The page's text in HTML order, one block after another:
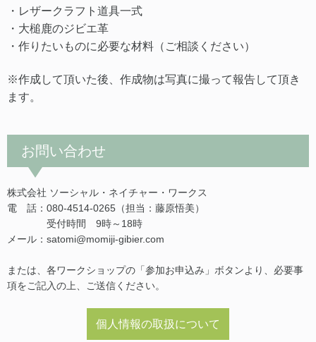
・レザークラフト道具一式
・大槌鹿のジビエ革
・作りたいものに必要な材料（ご相談ください）
※作成して頂いた後、作成物は写真に撮って報告して頂き
ます。
お問い合わせ
株式会社 ソーシャル・ネイチャー・ワークス
電 話：080-4514-0265（担当：藤原悟美）
受付時間 9時～18時
メール：satomi@momiji-gibier.com
または、各ワークショップの「参加お申込み」ボタンより、必要事
項をご記入の上、ご送信ください。
個人情報の取扱について